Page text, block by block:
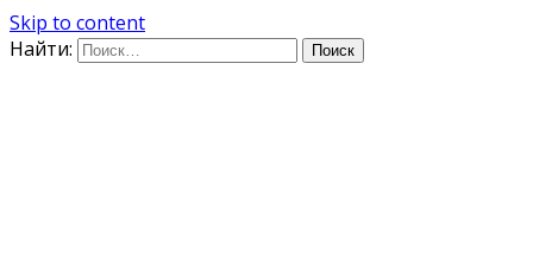
Skip to content
Найти: